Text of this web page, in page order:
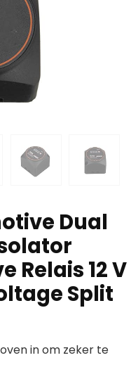
Dual
Relais 12 V
Split
in om zeker te